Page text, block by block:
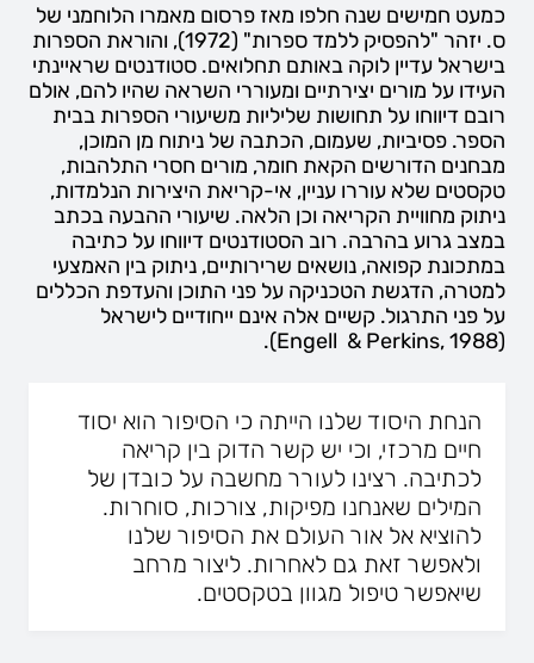
כמעט חמישים שנה חלפו מאז פרסום מאמרו הלוחמני של
ס. יזהר "להפסיק ללמד ספרות" (1972), והוראת הספרות
בישראל עדיין לוקה באותם תחלואים. סטודנטים שראיינתי
העידו על מורים יצירתיים ומעוררי השראה שהיו להם, אולם
רובם דיווחו על תחושות שליליות משיעורי הספרות בבית
הספר. פסיביות, שעמום, הכתבה של ניתוח מן המוכן,
מבחנים הדורשים הקאת חומר, מורים חסרי התלהבות,
טקסטים שלא עוררו עניין, אי-קריאת היצירות הנלמדות,
ניתוק מחוויית הקריאה וכן הלאה. שיעורי ההבעה בכתב
במצב גרוע בהרבה. רוב הסטודנטים דיווחו על כתיבה
במתכונת קפואה, נושאים שרירותיים, ניתוק בין האמצעי
למטרה, הדגשת הטכניקה על פני התוכן והעדפת הכללים
על פני התרגול. קשיים אלה אינם ייחודיים לישראל
(Engell & Perkins, 1988).
הנחת היסוד שלנו הייתה כי הסיפור הוא יסוד
חיים מרכזי, וכי יש קשר הדוק בין קריאה
לכתיבה. רצינו לעורר מחשבה על כובדן של
המילים שאנחנו מפיקות, צורכות, סוחרות.
להוציא אל אור העולם את הסיפור שלנו
ולאפשר זאת גם לאחרות. ליצור מרחב
שיאפשר טיפול מגוון בטקסטים.